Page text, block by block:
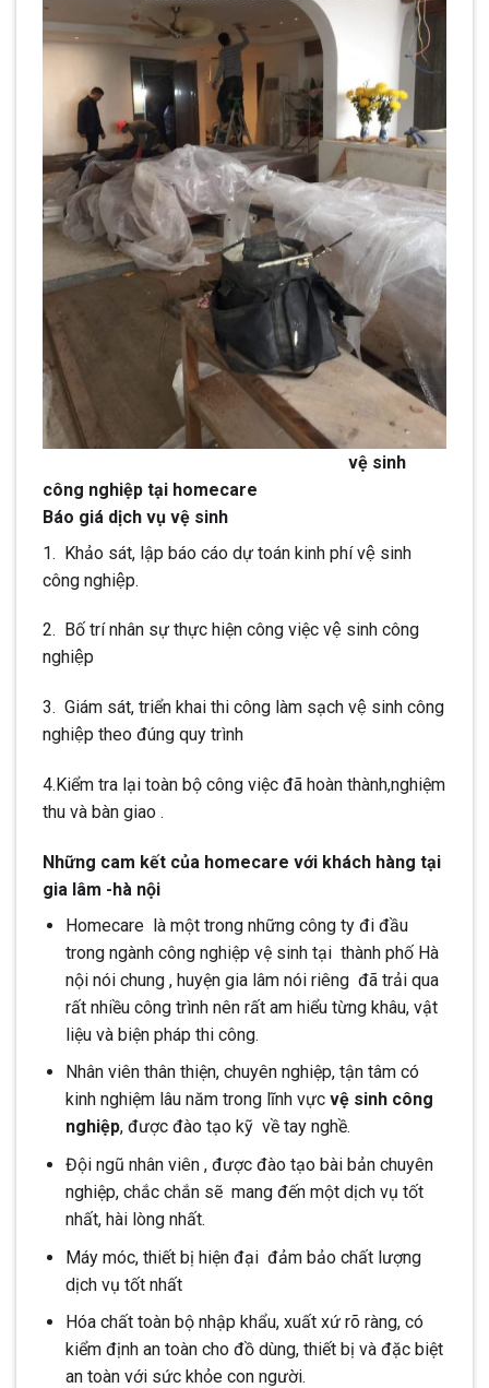
vệ sinh
công nghiệp tại homecare
Báo giá dịch vụ vệ sinh
1. Khảo sát, lập báo cáo dự toán kinh phí vệ sinh
công nghiệp.
2. Bố trí nhân sự thực hiện công việc vệ sinh công
nghiệp
3. Giám sát, triển khai thi công làm sạch vệ sinh công
nghiệp theo đúng quy trình
4.Kiểm tra lại toàn bộ công việc đã hoàn thành,nghiệm
thu và bàn giao .
Những cam kết của homecare với khách hàng tại
gia lâm -hà nội
Homecare là một trong những công ty đi đầu
trong ngành công nghiệp vệ sinh tại thành phố Hà
nội nói chung , huyện gia lâm nói riêng đã trải qua
rất nhiều công trình nên rất am hiểu từng khâu, vật
liệu và biện pháp thi công.
Nhân viên thân thiện, chuyên nghiệp, tận tâm có
kinh nghiệm lâu năm trong lĩnh vực vệ sinh công
nghiệp, được đào tạo kỹ về tay nghề.
Đội ngũ nhân viên , được đào tạo bài bản chuyên
nghiệp, chắc chắn sẽ mang đến một dịch vụ tốt
nhất, hài lòng nhất.
Máy móc, thiết bị hiện đại đảm bảo chất lượng
dịch vụ tốt nhất
Hóa chất toàn bộ nhập khẩu, xuất xứ rõ ràng, có
kiểm định an toàn cho đồ dùng, thiết bị và đặc biệt
an toàn với sức khỏe con người.